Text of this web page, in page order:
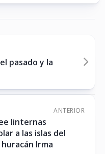
pasado y la
ANTERIOR
linternas
a las islas del
Irma